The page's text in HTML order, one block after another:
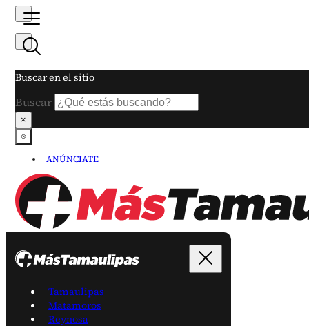
Buscar en el sitio
Buscar
×
ANÚNCIATE
Tamaulipas
Matamoros
Reynosa